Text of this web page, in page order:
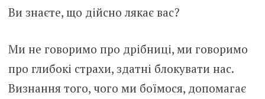
Ви знаєте, що дійсно лякає вас?
Ми не говоримо про дрібниці, ми говоримо
про глибокі страхи, здатні блокувати нас.
Визнання того, чого ми боїмося, допомагає